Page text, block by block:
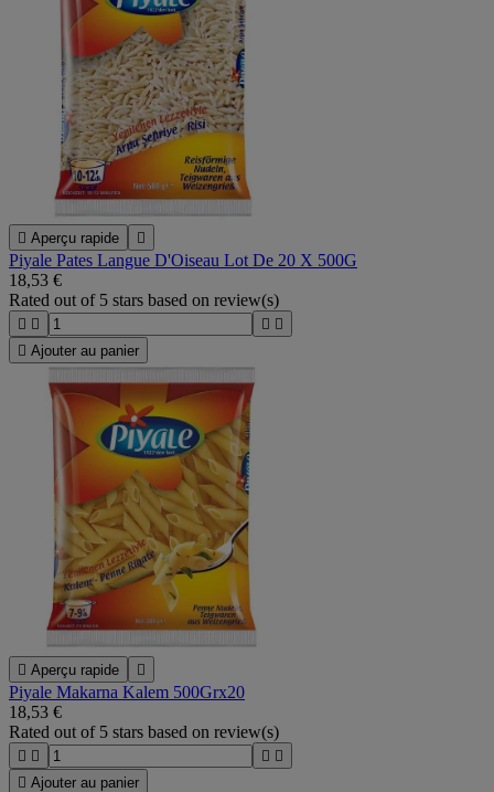
 Aperçu rapide 
Piyale Pates Langue D'Oiseau Lot De 20 X 500G
18,53 €
Rated out of 5 stars based on review(s)
   
 Ajouter au panier
 Aperçu rapide 
Piyale Makarna Kalem 500Grx20
18,53 €
Rated out of 5 stars based on review(s)
   
 Ajouter au panier